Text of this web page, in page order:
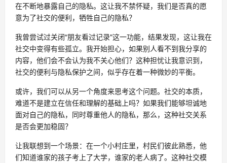
在不断地暴露自己的隐私。这让我不禁怀疑，我们是否真的愿
意为了社交的便利，牺牲自己的隐私？
我曾尝试过关闭“朋友看过记录”这一功能，结果发现，这让我在
社交中变得有些孤立。我开始担心，如果别人看不到我分享的
内容，他们会不会认为我不关心他们？这种担忧让我意识到，
社交的便利与隐私保护之间，似乎存在着一种微妙的平衡。
或许，我们可以从另一个角度来思考这个问题。社交的本质，
难道不是建立在信任和理解的基础上吗？如果我们能够坦诚地
面对自己的隐私，同时尊重他人的隐私，那么，这种社交关系
是否会更加稳固？
让我联想到一个场景：在一个小村庄里，村民们彼此熟悉，他
们知道谁家的孩子考上了大学，谁家的老人病了。这种社交模